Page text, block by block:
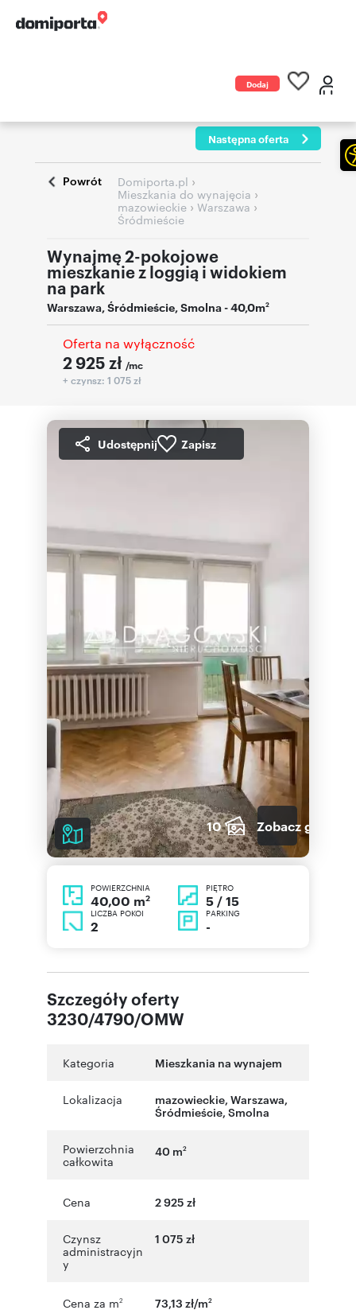
Dodaj
Następna oferta
Powrót Domiporta.pl ›
Mieszkania do wynajęcia ›
mazowieckie › Warszawa ›
Śródmieście
Wynajmę 2-pokojowe
mieszkanie z loggią i widokiem
na park
Warszawa,Śródmieście,Smolna- 40,0m2
Oferta na wyłączność
2 925 zł /mc
+ czynsz: 1 075 zł
Udostępnij Zapisz
10 Zobacz galerię
POWIERZCHNIA
40,00 m2
PIĘTRO
5 / 15
LICZBA POKOI
2
PARKING
-
Szczegóły oferty
3230/4790/OMW
Kategoria Mieszkania na wynajem
Lokalizacja mazowieckie, Warszawa,
Śródmieście, Smolna
Powierzchnia
całkowita
40 m2
Cena 2 925 zł
Czynsz
administracyjn
y
1 075 zł
Cena za m2 73,13 zł/m2